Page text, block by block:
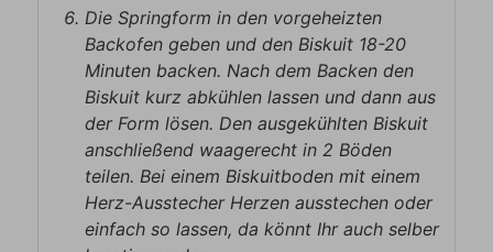
Die Springform in den vorgeheizten
Backofen geben und den Biskuit 18-20
Minuten backen. Nach dem Backen den
Biskuit kurz abkühlen lassen und dann aus
der Form lösen. Den ausgekühlten Biskuit
anschließend waagerecht in 2 Böden
teilen. Bei einem Biskuitboden mit einem
Herz-Ausstecher Herzen ausstechen oder
einfach so lassen, da könnt Ihr auch selber